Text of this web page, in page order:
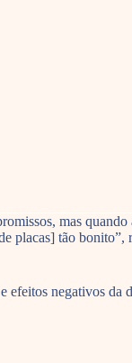
mas
placas] tão bonito”,
efeitos negativos